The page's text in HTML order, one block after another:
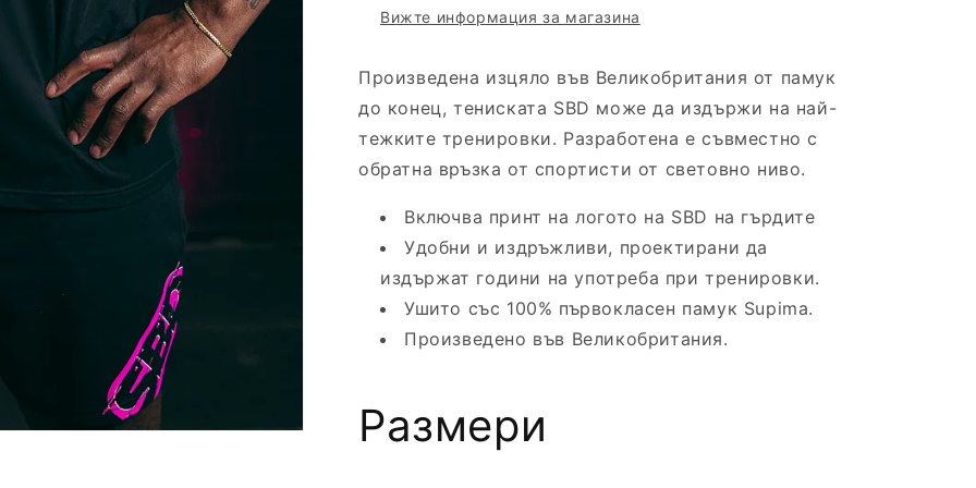
Вижте информация за магазина
Произведена изцяло във Великобритания от памук
до конец, тениската SBD може да издържи на най-
тежките тренировки. Разработена е съвместно с
обратна връзка от спортисти от световно ниво.
Включва принт на логото на SBD на гърдите
Удобни и издръжливи, проектирани да
издържат години на употреба при тренировки.
Ушито със 100% първокласен памук Supima.
Произведено във Великобритания.
Размери